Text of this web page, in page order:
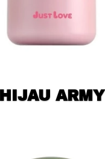
HIJAU ARMY